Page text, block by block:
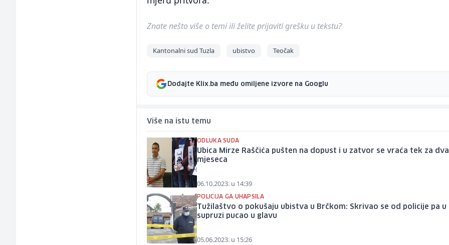
Znate nešto više o temi ili želite prijaviti grešku u tekstu?
Kantonalni sud Tuzla ubistvo Teočak
Dodajte Klix.ba među omiljene izvore na Googlu
Više na istu temu
ODLUKA SUDA
Ubica Mirze Raščića pušten na dopust i u zatvor se vraća tek za dva
mjeseca
06.10.2023. u 14:39
POLICIJA GA UHAPSILA
Tužilaštvo o pokušaju ubistva u Brčkom: Skrivao se od policije pa u
supruzi pucao u glavu
05.06.2023. u 15:26